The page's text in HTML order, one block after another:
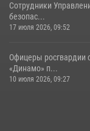
Сотрудники
безопас...
17 июля 2026, 09:52
Офицеры росгвардии
«Динамо» п...
10 июля 2026, 09:27